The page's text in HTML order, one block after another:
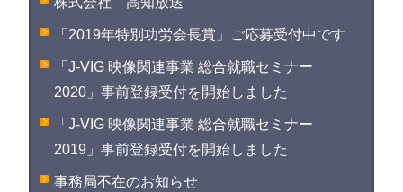
「2019年特別功労会長賞」ご応募受付中です
「J-VIG 映像関連事業 総合就職セミナー
2020」事前登録受付を開始しました
「J-VIG 映像関連事業 総合就職セミナー
2019」事前登録受付を開始しました
事務局不在のお知らせ